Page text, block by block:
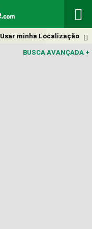


Usar minha Localização
BUSCA AVANÇADA +